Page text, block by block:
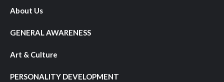
About Us
GENERAL AWARENESS
Art & Culture
PERSONALITY DEVELOPMENT